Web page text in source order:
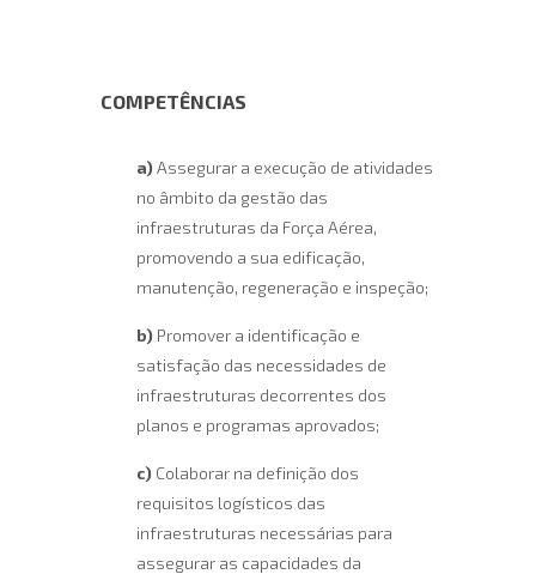
COMPETÊNCIAS
a)Assegurar a execução de atividades
no âmbito da gestão das
infraestruturas da Força Aérea,
promovendo a sua edificação,
manutenção, regeneração e inspeção;
b) Promover a identificação e
satisfação das necessidades de
infraestruturas decorrentes dos
planos e programas aprovados;
c) Colaborar na definição dos
requisitos logísticos das
infraestruturas necessárias para
assegurar as capacidades da